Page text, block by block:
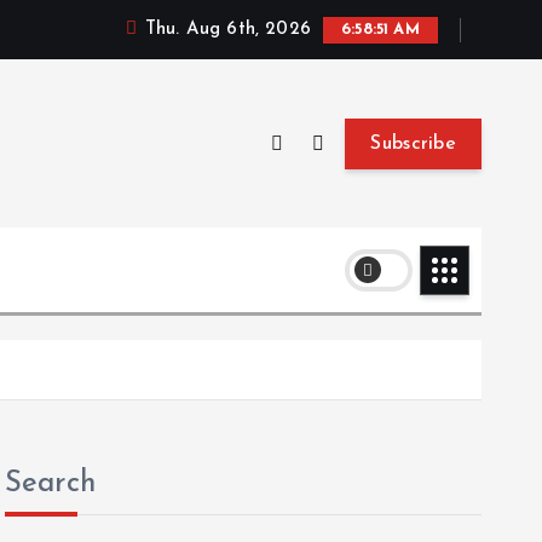
Thu. Aug 6th, 2026 6:58:52 AM
Subscribe
Search